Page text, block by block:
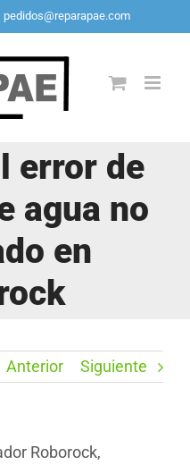
pedidos@reparapae.com
error de
agua no
en
Anterior Siguiente
Roborock,